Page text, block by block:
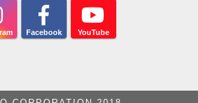
Facebook YouTube